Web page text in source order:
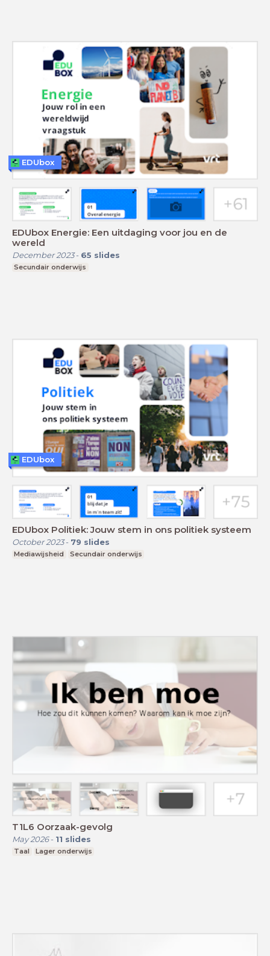
EDUbox Energie: Een uitdaging voor jou en de
wereld
December 2023- 65 slides
Secundair onderwijs
EDUbox
EDUbox Politiek: Jouw stem in ons politiek systeem
October 2023- 79 slides
Mediawijsheid Secundair onderwijs
EDUbox
T1L6 Oorzaak-gevolg
May 2026- 11 slides
Taal Lager onderwijs